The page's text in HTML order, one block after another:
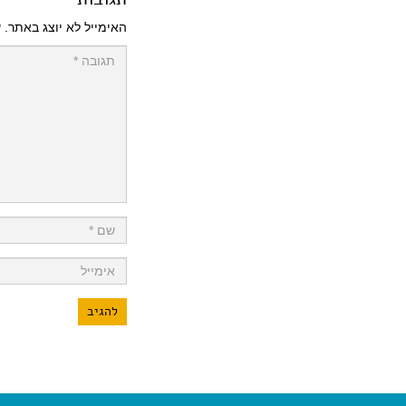
האימייל לא יוצג באתר.